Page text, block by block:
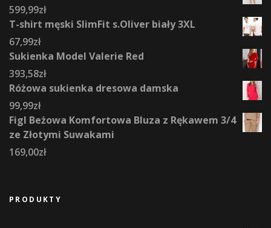
599,99zł
T-shirt męski SlimFit s.Oliver biały 3XL
67,99zł
Sukienka Model Valerie Red
393,58zł
Różowa sukienka dresowa damska
99,99zł
Figl Beżowa Komfortowa Bluza z Rękawem 3/4
ze Złotymi Suwakami
169,00zł
PRODUKTY